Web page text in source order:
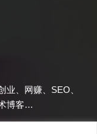
业、网赚、SEO、
博客…